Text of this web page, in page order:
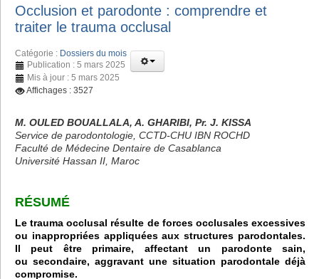
Occlusion et parodonte : comprendre et
traiter le trauma occlusal
Catégorie : Dossiers du mois
Publication : 5 mars 2025
Mis à jour : 5 mars 2025
Affichages : 3527
M. OULED BOUALLALA, A. GHARIBI, Pr. J. KISSA
Service de parodontologie, CCTD-CHU IBN ROCHD
Faculté de Médecine Dentaire de Casablanca
Université Hassan II, Maroc
RÉSUMÉ
Le trauma occlusal résulte de forces occlusales excessives
ou inappropriées appliquées aux structures parodontales.
Il peut être primaire, affectant un parodonte sain,
ou secondaire, aggravant une situation parodontale déjà
compromise.